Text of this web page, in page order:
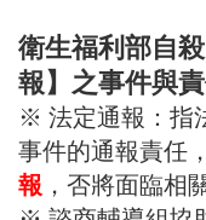
衛生福利部自
報】之事件與
※ 法定通報：指
事件的通報責任
報 ，否將面臨相